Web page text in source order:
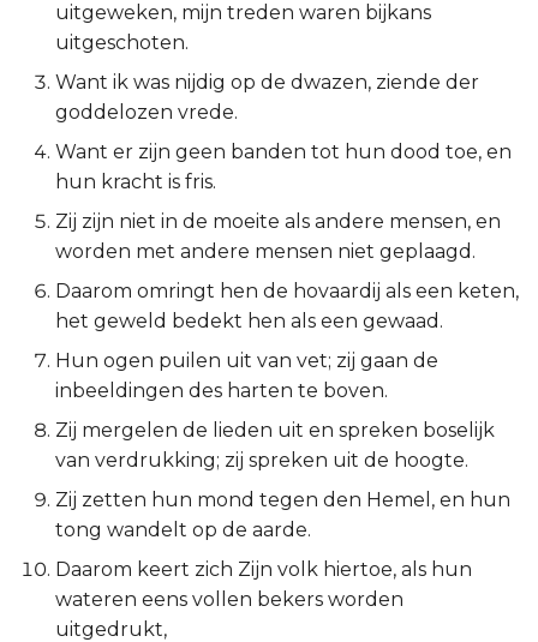
Handelingen
Romeinen
1 Korinthe
2 Korinthe
Galaten
Éfeze
Filipenzen
Kolossenzen
1 Thessalonicenzen
2 Thessalonicenzen
1 Timótheüs
uitgeweken, mijn treden waren bijkans
uitgeschoten.
Want ik was nijdig op de dwazen, ziende der
goddelozen vrede.
Want er zijn geen banden tot hun dood toe, en
hun kracht is fris.
Zij zijn niet in de moeite als andere mensen, en
worden met andere mensen niet geplaagd.
Daarom omringt hen de hovaardij als een keten,
het geweld bedekt hen als een gewaad.
Hun ogen puilen uit van vet; zij gaan de
inbeeldingen des harten te boven.
Zij mergelen de lieden uit en spreken boselijk
van verdrukking; zij spreken uit de hoogte.
Zij zetten hun mond tegen den Hemel, en hun
tong wandelt op de aarde.
Daarom keert zich Zijn volk hiertoe, als hun
wateren eens vollen bekers worden
uitgedrukt,